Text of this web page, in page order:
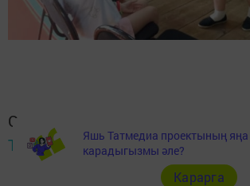
Следите за самым важным и
Telegram-канале Татмедиа
Яшь Татмедиа проектының
карадыгызмы әле?
Карарга